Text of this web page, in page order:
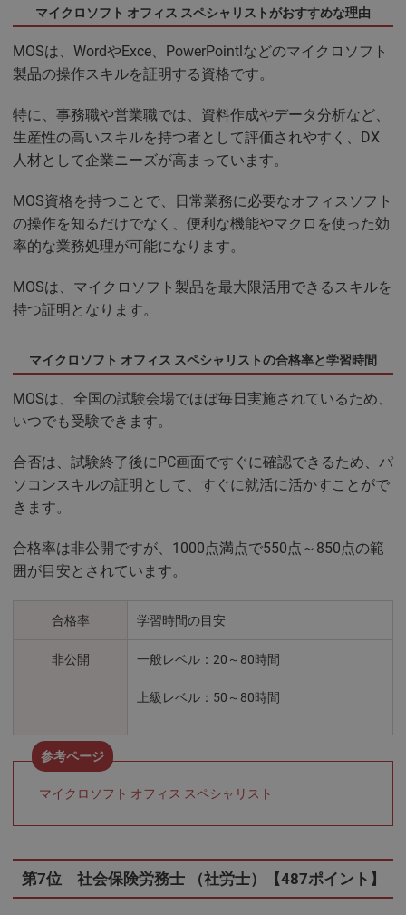
マイクロソフト オフィス スペシャリストがおすすめな理由
MOSは、WordやExce、PowerPointlなどのマイクロソフト
製品の操作スキルを証明する資格です。
特に、事務職や営業職では、資料作成やデータ分析など、
生産性の高いスキルを持つ者として評価されやすく、DX
人材として企業ニーズが高まっています。
MOS資格を持つことで、日常業務に必要なオフィスソフト
の操作を知るだけでなく、便利な機能やマクロを使った効
率的な業務処理が可能になります。
MOSは、マイクロソフト製品を最大限活用できるスキルを
持つ証明となります。
マイクロソフト オフィス スペシャリストの合格率と学習時間
MOSは、全国の試験会場でほぼ毎日実施されているため、
いつでも受験できます。
合否は、試験終了後にPC画面ですぐに確認できるため、パ
ソコンスキルの証明として、すぐに就活に活かすことがで
きます。
合格率は非公開ですが、1000点満点で550点～850点の範
囲が目安とされています。
合格率 学習時間の目安
非公開 一般レベル：20～80時間
上級レベル：50～80時間
マイクロソフト オフィス スペシャリスト
第7位 社会保険労務士 （社労士）【487ポイント】